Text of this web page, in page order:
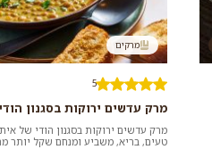
מרקים
5
מרק עדשים ירוקות בסגנון
מרק עדשים ירוקות בסגנון הודי של
טעים, בריא, משביע ומנחם שקל יותר